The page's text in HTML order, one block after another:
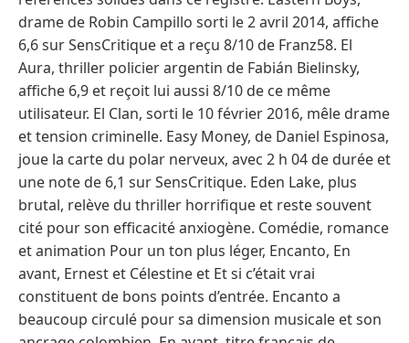
drame de Robin Campillo sorti le 2 avril 2014, affiche
6,6 sur SensCritique et a reçu 8/10 de Franz58. El
Aura, thriller policier argentin de Fabián Bielinsky,
affiche 6,9 et reçoit lui aussi 8/10 de ce même
utilisateur. El Clan, sorti le 10 février 2016, mêle drame
et tension criminelle. Easy Money, de Daniel Espinosa,
joue la carte du polar nerveux, avec 2 h 04 de durée et
une note de 6,1 sur SensCritique. Eden Lake, plus
brutal, relève du thriller horrifique et reste souvent
cité pour son efficacité anxiogène. Comédie, romance
et animation Pour un ton plus léger, Encanto, En
avant, Ernest et Célestine et Et si c’était vrai
constituent de bons points d’entrée. Encanto a
beaucoup circulé pour sa dimension musicale et son